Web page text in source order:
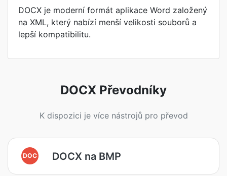
DOCX je moderní formát aplikace Word založený
na XML, který nabízí menší velikosti souborů a
lepší kompatibilitu.
DOCX Převodníky
K dispozici je více nástrojů pro převod
DOC DOCX na BMP